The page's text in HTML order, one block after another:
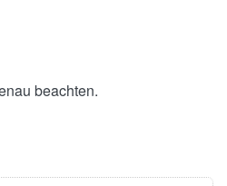
beachten.